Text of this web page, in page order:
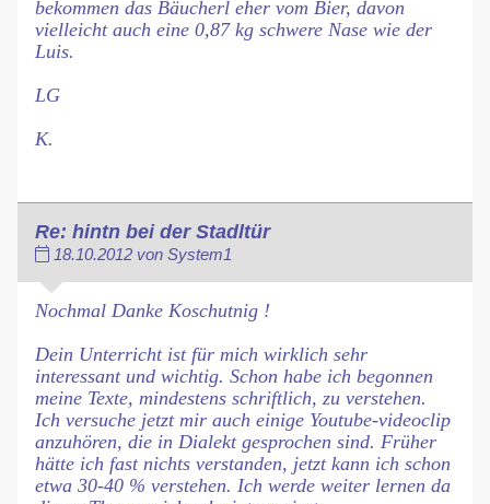
bekommen das Bäucherl eher vom Bier, davon
vielleicht auch eine 0,87 kg schwere Nase wie der
Luis.
LG
K.
Re: hintn bei der Stadltür
18.10.2012 von System1
Nochmal Danke Koschutnig !
Dein Unterricht ist für mich wirklich sehr
interessant und wichtig. Schon habe ich begonnen
meine Texte, mindestens schriftlich, zu verstehen.
Ich versuche jetzt mir auch einige Youtube-videoclip
anzuhören, die in Dialekt gesprochen sind. Früher
hätte ich fast nichts verstanden, jetzt kann ich schon
etwa 30-40 % verstehen. Ich werde weiter lernen da